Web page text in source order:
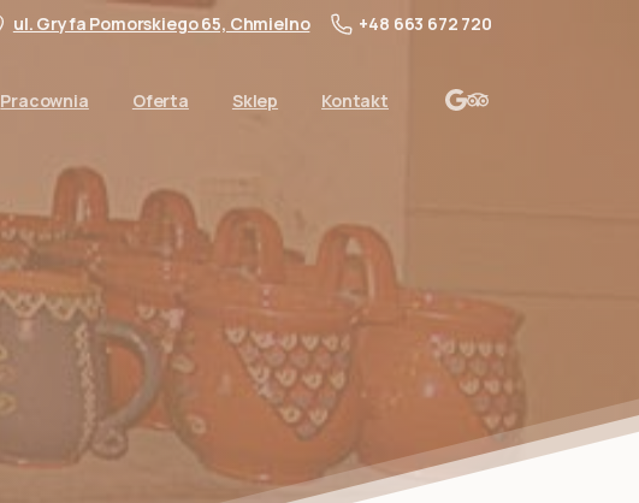
ul. Gryfa Pomorskiego 65, Chmielno +48 663 672 720
Pracownia Oferta Sklep Kontakt